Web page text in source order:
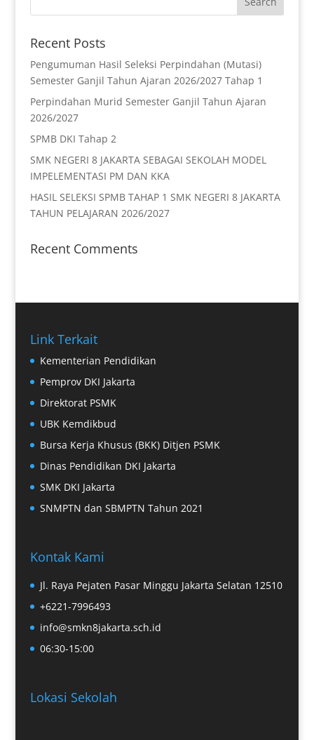
Recent Posts
Pengumuman Hasil Seleksi Perpindahan (Mutasi)
Semester Ganjil Tahun Ajaran 2026/2027 Tahap 1
Perpindahan Murid Semester Ganjil Tahun Ajaran
2026/2027
SPMB DKI Tahap 2
SMK NEGERI 8 JAKARTA SEBAGAI SEKOLAH MODEL
IMPELEMENTASI PM DAN KKA
HASIL SELEKSI SPMB TAHAP 1 SMK NEGERI 8 JAKARTA
TAHUN PELAJARAN 2026/2027
Recent Comments
Link Terkait
Kementerian Pendidikan
Pemprov DKI Jakarta
Direktorat PSMK
UBK Kemdikbud
Bursa Kerja Khusus (BKK) Ditjen PSMK
Dinas Pendidikan DKI Jakarta
SMK DKI Jakarta
SNMPTN dan SBMPTN Tahun 2021
Kontak Kami
Jl. Raya Pejaten Pasar Minggu Jakarta Selatan 12510
+6221-7996493
info@smkn8jakarta.sch.id
06:30-15:00
Lokasi Sekolah